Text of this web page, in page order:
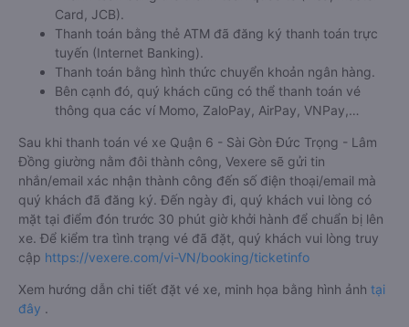
Card, JCB).
Thanh toán bằng thẻ ATM đã đăng ký thanh toán trực
tuyến (Internet Banking).
Thanh toán bằng hình thức chuyển khoản ngân hàng.
Bên cạnh đó, quý khách cũng có thể thanh toán vé
thông qua các ví Momo, ZaloPay, AirPay, VNPay,…
Sau khi thanh toán vé xe Quận 6 - Sài Gòn Đức Trọng - Lâm
Đồng giường nằm đôi thành công, Vexere sẽ gửi tin
nhắn/email xác nhận thành công đến số điện thoại/email mà
quý khách đã đăng ký. Đến ngày đi, quý khách vui lòng có
mặt tại điểm đón trước 30 phút giờ khởi hành để chuẩn bị lên
xe. Để kiểm tra tình trạng vé đã đặt, quý khách vui lòng truy
cập https://vexere.com/vi-VN/booking/ticketinfo
Xem hướng dẫn chi tiết đặt vé xe, minh họa bằng hình ảnh tại
đây .